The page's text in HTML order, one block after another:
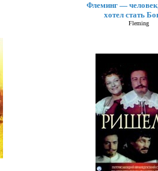
Флеминг —
хотел стать
Fleming